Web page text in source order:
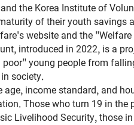
the Korea Institute of
of their youth
website and the
introduced in 2022, is a
young people from
society.
age, income standard, and
Those who turn 19 in
Livelihood Security, those